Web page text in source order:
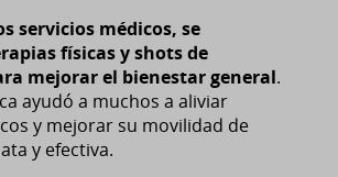
servicios médicos, se
físicas y shots de
mejorar el bienestar general.
ayudó a muchos a aliviar
y mejorar su movilidad de
y efectiva.